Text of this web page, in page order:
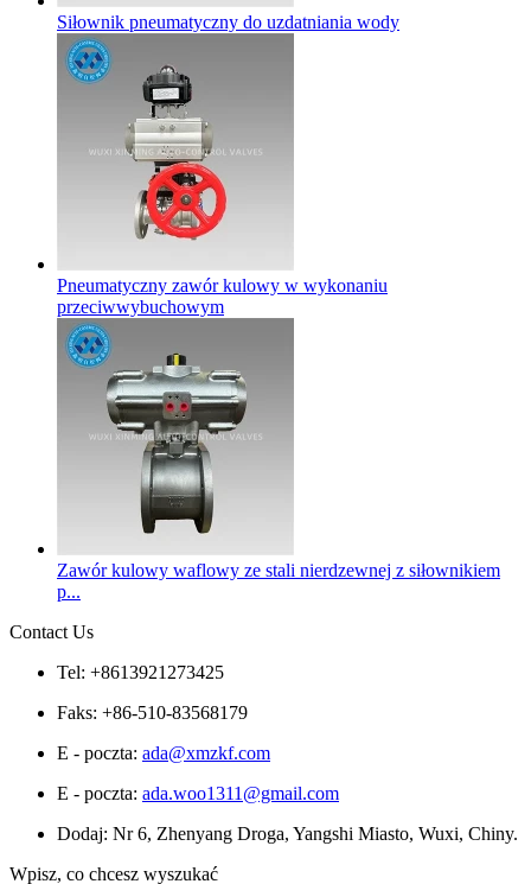
Siłownik pneumatyczny do uzdatniania wody
Pneumatyczny zawór kulowy w wykonaniu
przeciwwybuchowym
Zawór kulowy waflowy ze stali nierdzewnej z siłownikiem
p...
Contact Us
Tel: +8613921273425
Faks: +86-510-83568179
E - poczta: ada@xmzkf.com
E - poczta: ada.woo1311@gmail.com
Dodaj: Nr 6, Zhenyang Droga, Yangshi Miasto, Wuxi, Chiny.
Wpisz, co chcesz wyszukać